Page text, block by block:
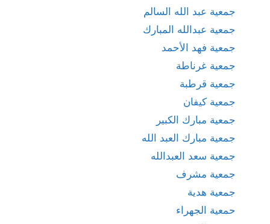
جمعية عبد الله السالم
جمعية عبدالله المبارك
جمعية فهد الأحمد
جمعية غرناطة
جمعية قرطبة
جمعية كيفان
جمعية مبارك الكبير
جمعية مبارك العبد الله
جمعية سعد العبدالله
جمعية مشرف
جمعية هدية
حمعية الجهراء